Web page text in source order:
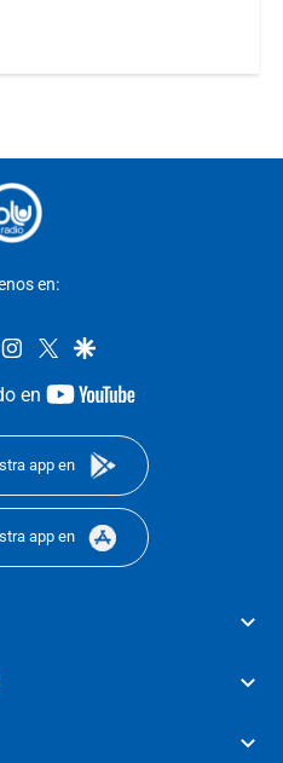
en:
instagram
twittergoogle
en
youtube-
app en
app en